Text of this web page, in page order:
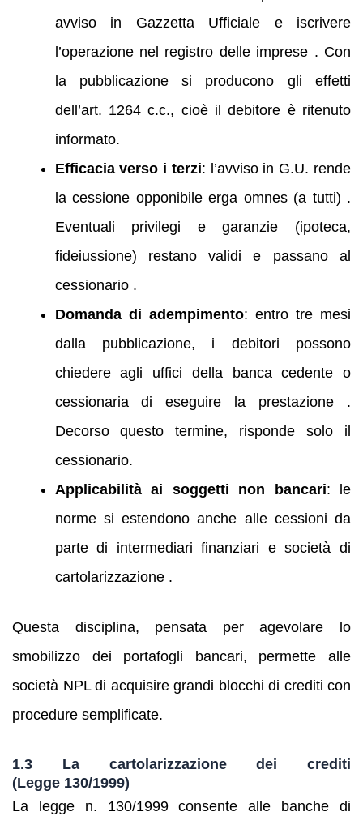
avviso in Gazzetta Ufficiale e iscrivere
l’operazione nel registro delle imprese . Con
la pubblicazione si producono gli effetti
dell’art. 1264 c.c., cioè il debitore è ritenuto
informato.
Efficacia verso i terzi: l’avviso in G.U. rende
la cessione opponibile erga omnes (a tutti) .
Eventuali privilegi e garanzie (ipoteca,
fideiussione) restano validi e passano al
cessionario .
Domanda di adempimento: entro tre mesi
dalla pubblicazione, i debitori possono
chiedere agli uffici della banca cedente o
cessionaria di eseguire la prestazione .
Decorso questo termine, risponde solo il
cessionario.
Applicabilità ai soggetti non bancari: le
norme si estendono anche alle cessioni da
parte di intermediari finanziari e società di
cartolarizzazione .
Questa disciplina, pensata per agevolare lo
smobilizzo dei portafogli bancari, permette alle
società NPL di acquisire grandi blocchi di crediti con
procedure semplificate.
1.3 La cartolarizzazione dei crediti
(Legge 130/1999)
La legge n. 130/1999 consente alle banche di